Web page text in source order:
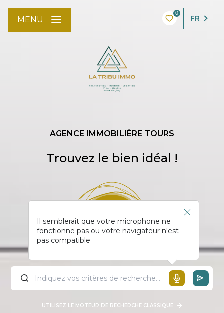
0
FR
MENU
AGENCE IMMOBILIÈRE TOURS
Trouvez le bien idéal !
Il semblerait que votre microphone ne
fonctionne pas ou votre navigateur n'est
pas compatible
UTILISEZ LE MOTEUR DE RECHERCHE CLASSIQUE